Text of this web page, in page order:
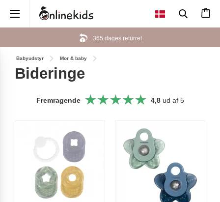
Her kan du betale med MobilePay
Babyudstyr Mor & baby
Bideringe
Fremragende 4,8ud af 5